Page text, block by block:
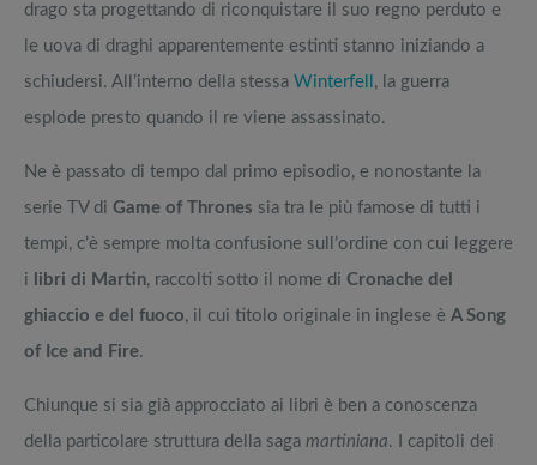
drago sta progettando di riconquistare il suo regno perduto e
le uova di draghi apparentemente estinti stanno iniziando a
schiudersi. All’interno della stessa Winterfell , la guerra
esplode presto quando il re viene assassinato.
Ne è passato di tempo dal primo episodio, e nonostante la
serie TV di Game of Thrones sia tra le più famose di tutti i
tempi, c’è sempre molta confusione sull’ordine con cui leggere
i
libri di Martin, raccolti sotto il nome di Cronache del
ghiaccio e del fuoco, il cui titolo originale in inglese è A Song
of Ice and Fire.
Chiunque si sia già approcciato ai libri è ben a conoscenza
della particolare struttura della saga martiniana. I capitoli dei